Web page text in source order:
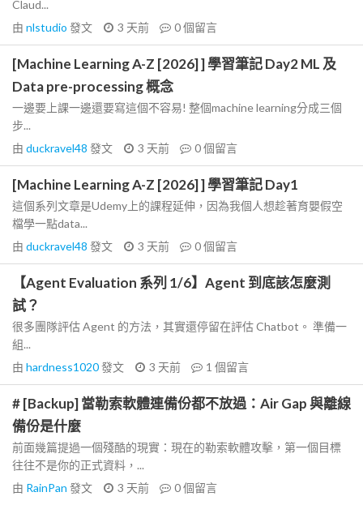
Claud...
由 nlstudio 發文 3 天前 0個留言
[Machine Learning A-Z [2026] ] 學習筆記 Day2 ML 及
Data pre-processing 概念
一邊要上課一邊還要寫這個不容易! 整個machine learning分成三個
步...
由 duckravel48 發文 3 天前 0個留言
[Machine Learning A-Z [2026] ] 學習筆記 Day1
這個系列文章是Udemy上的課程延伸，因為我個人想趁著育嬰假空
檔學一點data...
由 duckravel48 發文 3 天前 0個留言
【Agent Evaluation 系列 1/6】Agent 到底該怎麼測
試？
很多團隊評估 Agent 的方法，其實還停留在評估 Chatbot。 準備一
組...
由 hardness1020發文 3 天前 1 個留言
# [Backup] 當勒索軟體連備份都不放過：Air Gap 與離線
備份是什麼
前面幾篇提過一個殘酷的現實：現在的勒索軟體攻擊，第一個目標
往往不是你的正式資料，...
由 RainPan 發文 3 天前 0個留言